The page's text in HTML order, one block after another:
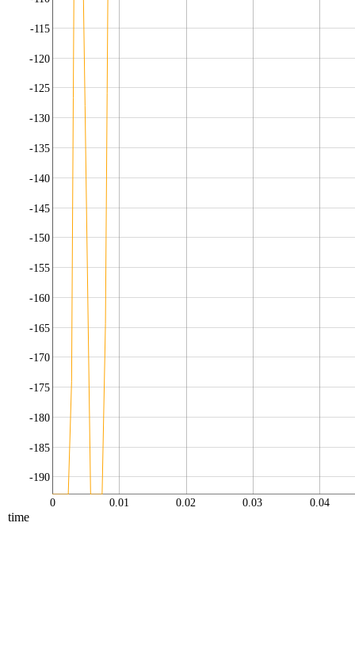
time
-190
-185
-180
-175
-170
-165
-160
-155
-150
-145
-140
-135
-130
-125
-120
-115
0 0.01 0.02 0.03 0.04